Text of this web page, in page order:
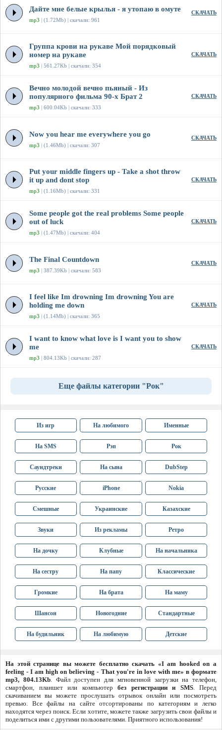
Дайте мне белые крылья - я утопаю в омуте
mp3 | (1.72Mb) | скачали: 961
СКАЧАТЬ
Группа крови на рукаве Мой порядковый
номер на рукаве
mp3 | 561.27Kb | скачали: 354
СКАЧАТЬ
Вечно молодой вечно пьяный - Из
популярного фильма 90-х Брат 2
mp3 | 600.04Kb | скачали: 333
СКАЧАТЬ
Now you hear me everywhere you go
mp3 | (1.46Mb) | скачали: 307
СКАЧАТЬ
Put your middle fingers up - Take a shot throw
it up and dont stop
mp3 | (1.16Mb) | скачали: 331
СКАЧАТЬ
Some people got the real problems Some people
out of luck
mp3 | (1.47Mb) | скачали: 404
СКАЧАТЬ
The Final Countdown
mp3 | 387.39Kb | скачали: 583
СКАЧАТЬ
I feel like Im drowning Im drowning You are
holding me down
mp3 | (1.14Mb) | скачали: 365
СКАЧАТЬ
I want to know what love is I want you to show
me
mp3 | 804.13Kb | скачали: 287
СКАЧАТЬ
Еще файлы категории "Рок"
Из игр На любимого Именные
На SMS Рэп Рок
Саундтреки На сына DubStep
Русские iPhone Nokia
Смешные Украинские Казахские
Звуки Из рекламы Ретро
На дочку Клубные На начальника
На сестру На папу Классические
Громкие На брата На маму
Шансон Новогодние Стандартные
На будильник На любимую Детские
На этой странице вы можете бесплатно скачать «I am hooked on a
feeling - I am high on believing - That you're in love with me» в формате
mp3, 804.13Kb. Файл доступен для мгновенной загрузки на телефон,
смартфон, планшет или компьютер без регистрации и SMS. Перед
скачиванием вы можете прослушать отрывок онлайн или посмотреть
превью. Все файлы на сайте отсортированы по категориям и легко
находятся через поиск. Если хотите, можете также загрузить свои файлы и
поделиться ими с другими пользователями. Приятного использования!